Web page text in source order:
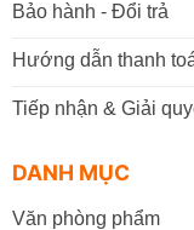
Bảo hành - Đổi trả
Hướng dẫn thanh
Tiếp nhận & Giải
DANH MỤC
Văn phòng phẩm